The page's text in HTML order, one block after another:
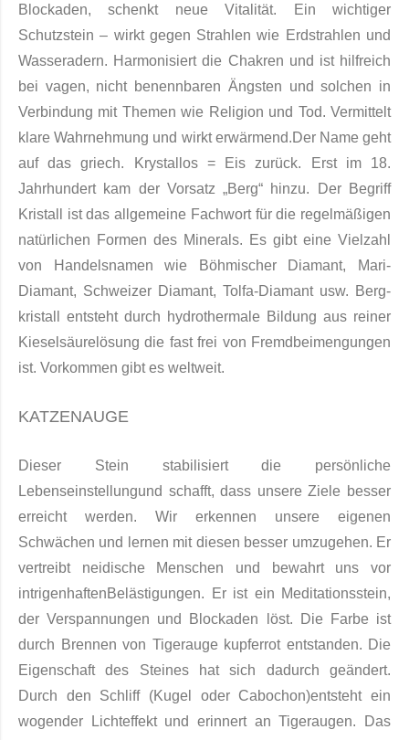
Blockaden, schenkt neue Vitalität. Ein wichtiger
Schutzstein – wirkt gegen Strahlen wie Erdstrahlen und
Wasseradern. Harmonisiert die Chakren und ist hilfreich
bei vagen, nicht benennbaren Ängsten und solchen in
Verbindung mit Themen wie Religion und Tod. Vermittelt
klare Wahrnehmung und wirkt erwärmend.Der Name geht
auf das griech. Krystallos = Eis zurück. Erst im 18.
Jahrhundert kam der Vorsatz „Berg“ hinzu. Der Begriff
Kristall ist das allgemeine Fachwort für die regelmäßigen
natürlichen For­men des Mi­nerals. Es gibt eine Viel­zahl
von Handelsnamen wie Böhmischer Diamant, Mari-
Diamant, Schweizer Diamant, Tolfa-Diamant usw. Berg­
kristall entsteht durch hydrothermale Bildung aus rei­ner
Kieselsäurelö­sung die fast frei von Fremdbeimengungen
ist. Vorkommen gibt es weltweit.
KATZENAUGE
Dieser Stein stabilisiert die persönliche
Lebenseinstellungund schafft, dass unsere Ziele besser
erreicht werden. Wir erkennen unsere eigenen
Schwächen und lernen mit diesen besser umzugehen. Er
vertreibt neidische Menschen und bewahrt uns vor
intrigenhaftenBelästigungen. Er ist ein Meditationsstein,
der Verspannungen und Blockaden löst.
Die Farbe ist
durch Brennen von Tigerauge kupferrot entstanden. Die
Eigenschaft des Steines hat sich dadurch geändert.
Durch den Schliff (Kugel oder Cabochon)entsteht ein
wogender Lichteffekt und erinnert an Tigeraugen. Das